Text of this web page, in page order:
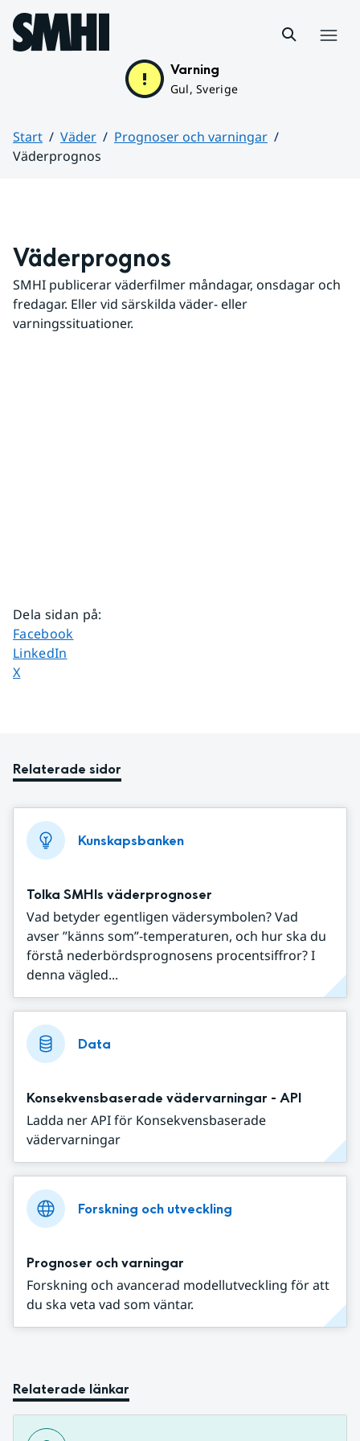
Hoppa till sidans innehåll
Varning
Gul, Sverige
Start Väder
Prognoser och varningar
Väderprognos
Väderprognos
SMHI publicerar väderfilmer måndagar, onsdagar och
fredagar. Eller vid särskilda väder- eller
varningssituationer.
Dela sidan på:
Dela sidan på
Facebook
Dela sidan på
LinkedIn
Dela sidan på
X
Relaterade sidor
Kunskapsbanken
Tolka SMHIs väderprognoser
Vad betyder egentligen vädersymbolen? Vad
avser ”känns som”-temperaturen, och hur ska du
förstå nederbördsprognosens procentsiffror? I
denna vägled...
Data
Konsekvensbaserade vädervarningar - API
Ladda ner API för Konsekvensbaserade
vädervarningar
Forskning och utveckling
Prognoser och varningar
Forskning och avancerad modellutveckling för att
du ska veta vad som väntar.
Relaterade länkar